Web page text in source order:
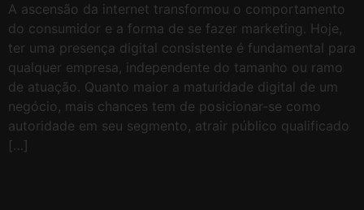
A ascensão da internet transformou o comportamento
do consumidor e a forma de se fazer marketing. Hoje,
ter uma presença digital consistente é fundamental para
qualquer empresa, independente do tamanho ou ramo
de atuação. Quanto maior a maturidade digital de um
negócio, mais chances tem de posicionar-se como
autoridade em seu segmento, atrair público qualificado
[…]